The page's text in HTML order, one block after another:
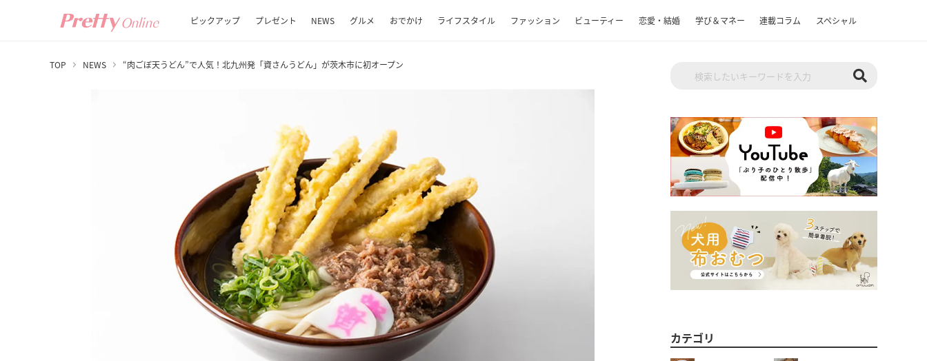
ピックアップ プレゼント NEWS グルメ おでかけ ライフスタイル ファッション ビューティー 恋愛・結婚 学び＆マネー 連載コラム スペシャル
TOP NEWS “肉ごぼ天うどん”で人気！北九州発「資さんうどん」が茨木市に初オープン
カテゴリ